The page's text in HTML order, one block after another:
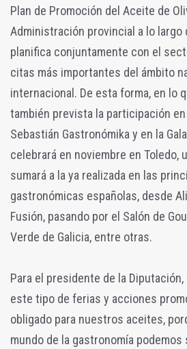
Plan de Promoción del Aceite de
Administración provincial a lo largo
planifica conjuntamente con el
citas más importantes del ámbito
internacional. De esta forma, en lo
también prevista la participación
Sebastián Gastronómika y en la
celebrará en noviembre en Toledo,
sumará a la ya realizada en las
gastronómicas españolas, desde
Fusión, pasando por el Salón de
Verde de Galicia, entre otras.
Para el presidente de la
este tipo de ferias y acciones
obligado para nuestros aceites,
mundo de la gastronomía